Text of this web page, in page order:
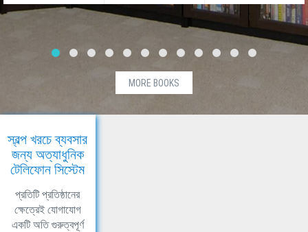
MORE BOOKS
স্বল্প খরচে ব্যবসার
জন্য অত্যাধুনিক
টেলিফোন সিস্টেম
প্রতিটি প্রতিষ্ঠানের
ক্ষেত্রেই যোগাযোগ
একটি অতি গুরুত্বপূর্ণ